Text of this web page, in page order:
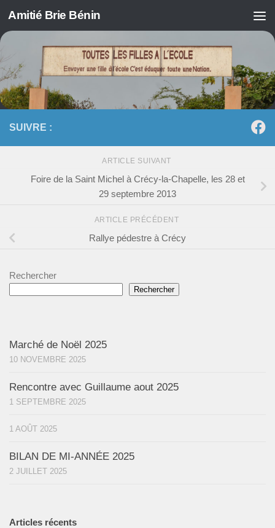
Skip to content
Amitié Brie Bénin
SUIVRE :
ARTICLE SUIVANT
Foire de la Saint Michel à Crécy-la-Chapelle, les 28 et
29 septembre 2013
ARTICLE PRÉCÉDENT
Rallye pédestre à Crécy
Rechercher
Rechercher
Marché de Noël 2025
10 NOVEMBRE 2025
Rencontre avec Guillaume aout 2025
1 SEPTEMBRE 2025
1 AOÛT 2025
BILAN DE MI-ANNÉE 2025
2 JUILLET 2025
Articles récents